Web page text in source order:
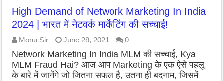
High Demand of Network Marketing In India
2024 | भारत में नेटवर्क मार्केटिंग की सच्चाई!
Monu Sir June 28, 2021 0
Network Marketing In India MLM की सच्चाई, Kya
MLM Fraud Hai? आज आप Marketing के एक ऐसे पहलू
के बारे में जानेंगे जो जितना सफल है, उतना ही बदनाम, जिसमें